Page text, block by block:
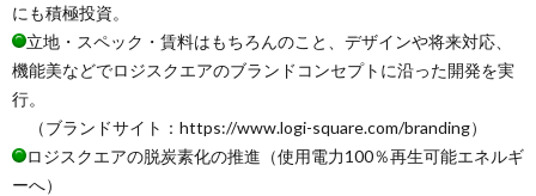
にも積極投資。
立地・スペック・賃料はもちろんのこと、デザインや将来対応、
機能美などでロジスクエアのブランドコンセプトに沿った開発を実
行。
（ブランドサイト：https://www.logi-square.com/branding）
ロジスクエアの脱炭素化の推進（使用電力100％再生可能エネルギ
ーへ）